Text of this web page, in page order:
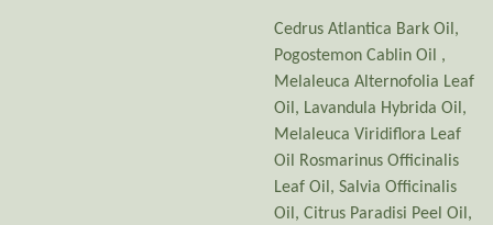
Cedrus Atlantica Bark Oil,
Pogostemon Cablin Oil ,
Melaleuca Alternofolia Leaf
Oil, Lavandula Hybrida Oil,
Melaleuca Viridiflora Leaf
Oil Rosmarinus Officinalis
Leaf Oil, Salvia Officinalis
Oil, Citrus Paradisi Peel Oil,